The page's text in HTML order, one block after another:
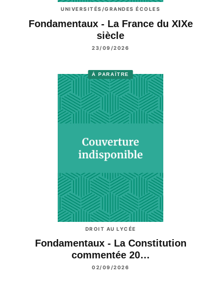
UNIVERSITÉS/GRANDES ÉCOLES
Fondamentaux - La France du XIXe
siècle
23/09/2026
À PARAÎTRE
DROIT AU LYCÉE
Fondamentaux - La Constitution
commentée 20…
02/09/2026